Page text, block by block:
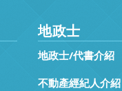
地政士
地政士/代書介紹
不動產經紀人介紹